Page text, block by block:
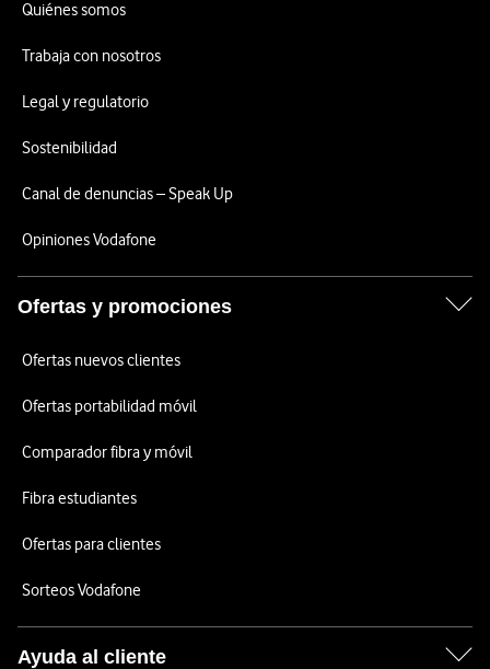
Quiénes somos
Trabaja con nosotros
Legal y regulatorio
Sostenibilidad
Canal de denuncias – Speak Up
Opiniones Vodafone
Ofertas y promociones
Ofertas nuevos clientes
Ofertas portabilidad móvil
Comparador fibra y móvil
Fibra estudiantes
Ofertas para clientes
Sorteos Vodafone
Ayuda al cliente